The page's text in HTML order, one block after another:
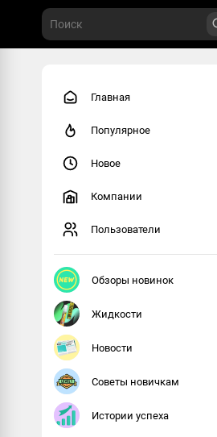
Главная
Популярное
Новое
Компании
Пользователи
Обзоры новинок
Жидкости
Новости
Советы новичкам
Истории успеха